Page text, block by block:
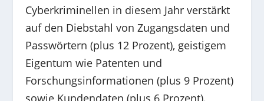
Cyberkriminellen in diesem Jahr verstärkt
auf den Diebstahl von Zugangsdaten und
Passwörtern (plus 12 Prozent), geistigem
Eigentum wie Patenten und
Forschungsinformationen (plus 9 Prozent)
sowie Kundendaten (plus 6 Prozent).